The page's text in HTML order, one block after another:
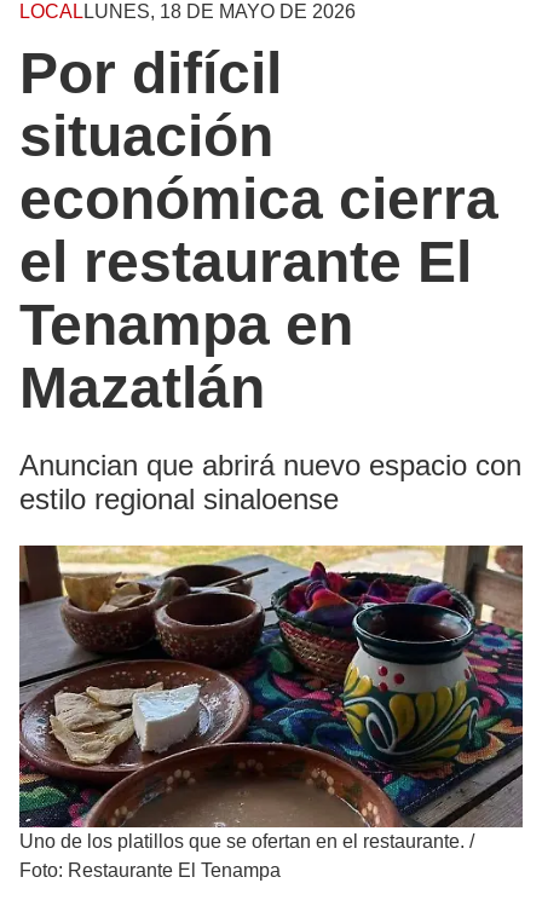
LOCAL LUNES, 18 DE MAYO DE 2026
Por difícil
situación
económica cierra
el restaurante El
Tenampa en
Mazatlán
Anuncian que abrirá nuevo espacio con
estilo regional sinaloense
Uno de los platillos que se ofertan en el restaurante. /
Foto: Restaurante El Tenampa